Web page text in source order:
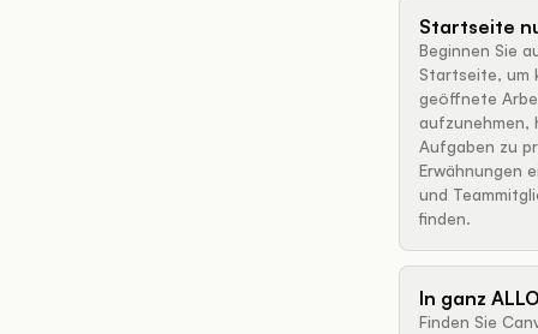
Startseite
Beginnen Sie
Startseite, um
geöffnete
aufzunehmen,
Aufgaben zu
Erwähnungen
und
finden.
In ganz
Finden Sie